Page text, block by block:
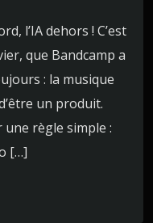
l’IA dehors ! C’est
que Bandcamp a
: la musique
un produit.
règle simple :
[…]